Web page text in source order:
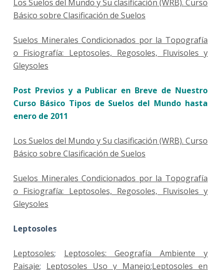
Los Suelos del Mundo y Su clasificación (WRB). Curso
Básico sobre Clasificación de Suelos
Suelos Minerales Condicionados por la Topografía
o Fisiografía: Leptosoles, Regosoles, Fluvisoles y
Gleysoles
Post Previos y a Publicar en Breve de Nuestro
Curso Básico Tipos de Suelos del Mundo hasta
enero de 2011
Los Suelos del Mundo y Su clasificación (WRB). Curso
Básico sobre Clasificación de Suelos
Suelos Minerales Condicionados por la Topografía
o Fisiografía: Leptosoles, Regosoles, Fluvisoles y
Gleysoles
Leptosoles
Leptosoles; Leptosoles: Geografía Ambiente y
Paisaje; Leptosoles Uso y Manejo;Leptosoles en